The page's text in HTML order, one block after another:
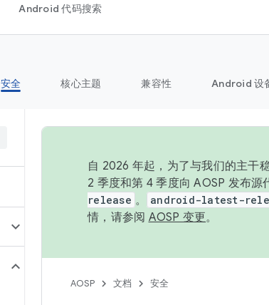
Android 代码搜索
安全 核心主题 兼容性 Android 设
自 2026 年起，为了与我们的主干
2 季度和第 4 季度向 AOSP 发布
release 。 android-latest-
情，请参阅 AOSP 变更。
AOSP 文档 安全